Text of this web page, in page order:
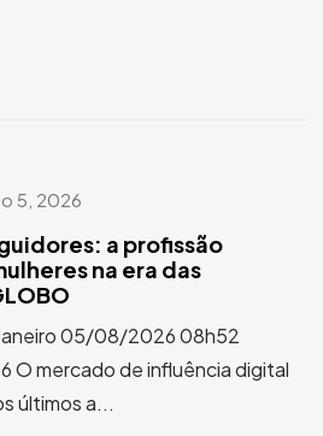
5, 2026
a profissão
na era das
05/08/2026 08h52
mercado de influência digital
últimos a...